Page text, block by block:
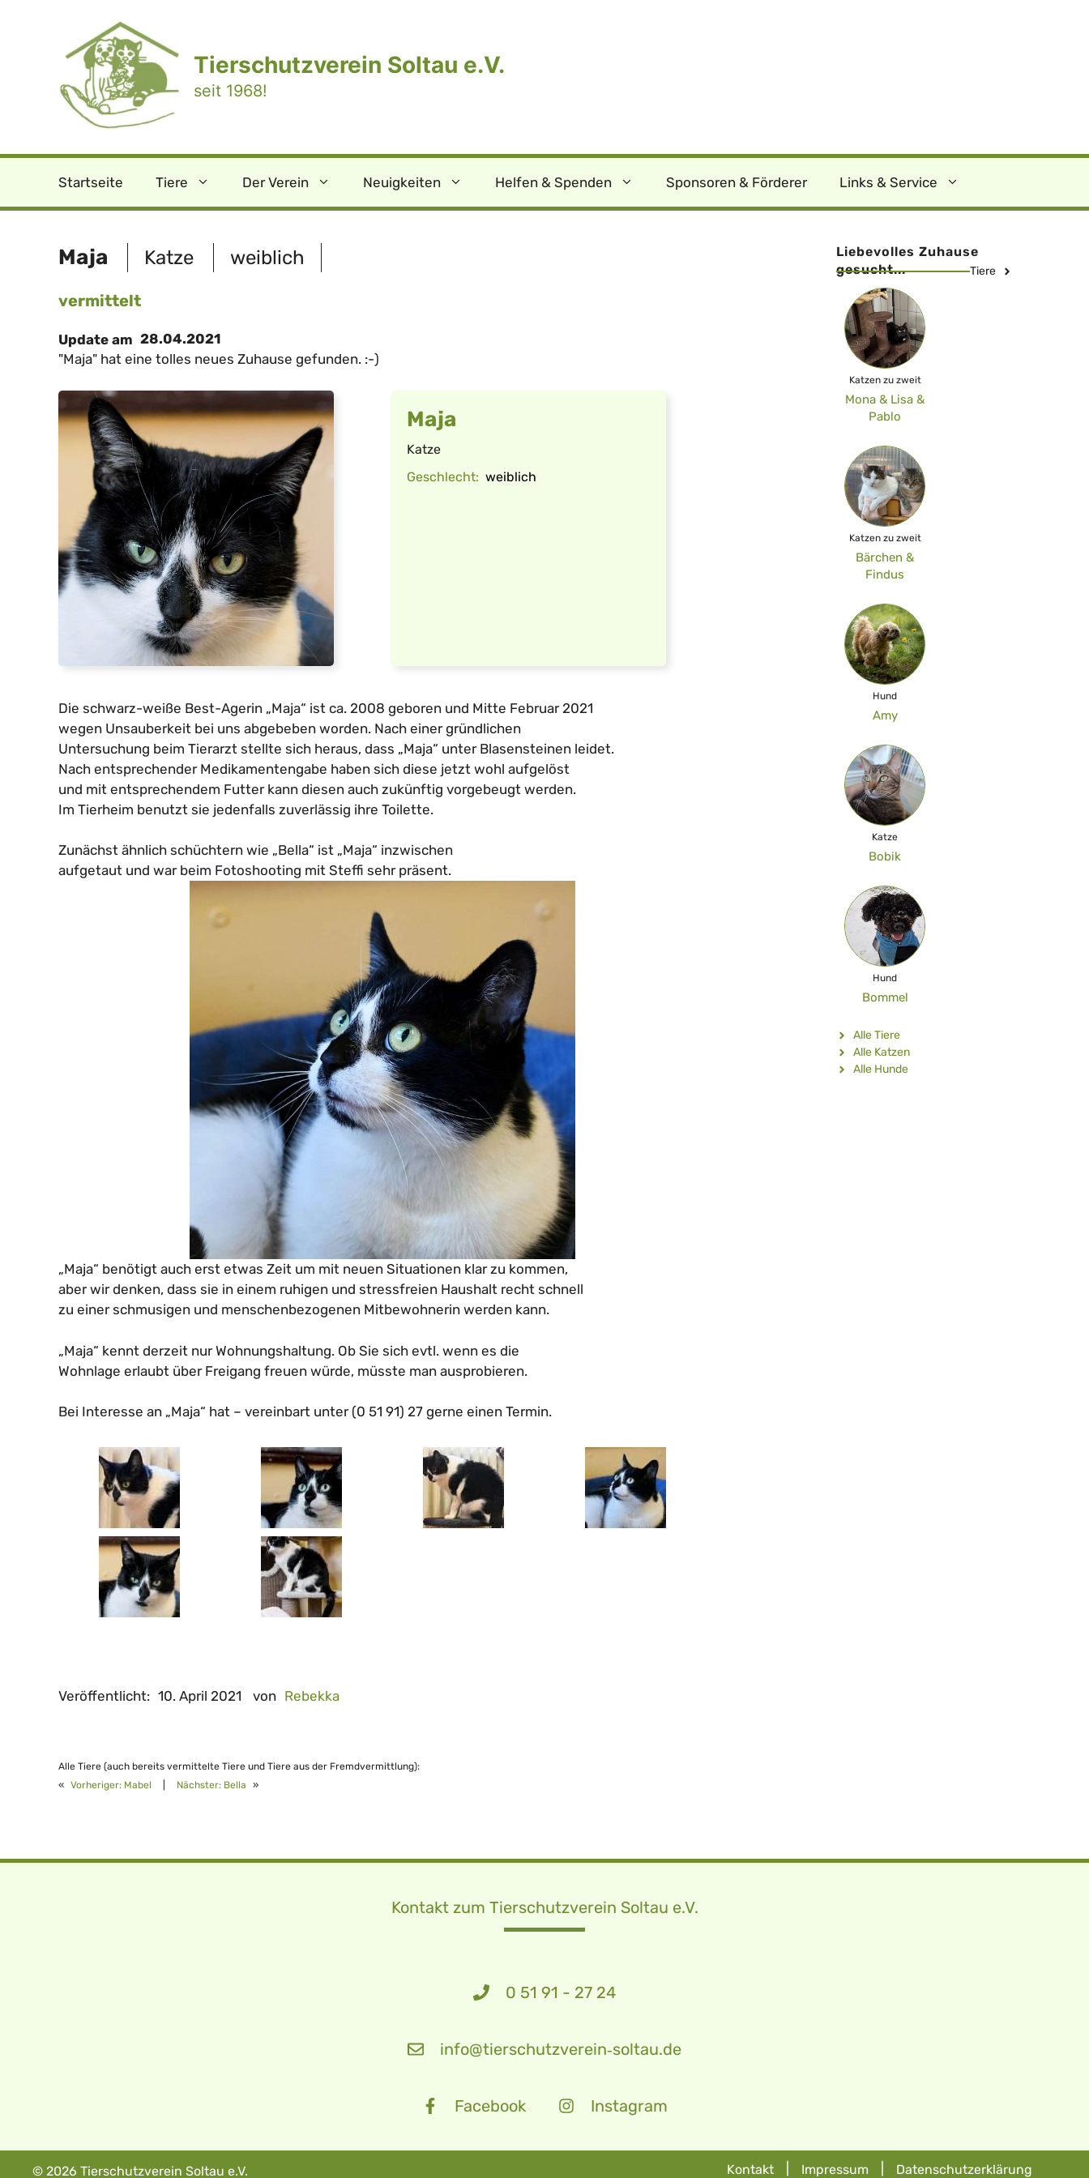
Tierschutzverein Soltau e.V.
seit 1968!
Startseite Tiere Der Verein Neuigkeiten Helfen & Spenden Sponsoren & Förderer Links & Service
Maja Katze weiblich
vermittelt
Update am 28.04.2021
"Maja" hat eine tolles neues Zuhause gefunden. :-)
Maja
Katze
Geschlecht: weiblich
Die schwarz-weiße Best-Agerin „Maja“ ist ca. 2008 geboren und Mitte Februar 2021
wegen Unsauberkeit bei uns abgebeben worden. Nach einer gründlichen
Untersuchung beim Tierarzt stellte sich heraus, dass „Maja“ unter Blasensteinen leidet.
Nach entsprechender Medikamentengabe haben sich diese jetzt wohl aufgelöst
und mit entsprechendem Futter kann diesen auch zukünftig vorgebeugt werden.
Im Tierheim benutzt sie jedenfalls zuverlässig ihre Toilette.
Zunächst ähnlich schüchtern wie „Bella“ ist „Maja“ inzwischen
aufgetaut und war beim Fotoshooting mit Steffi sehr präsent.
„Maja“ benötigt auch erst etwas Zeit um mit neuen Situationen klar zu kommen,
aber wir denken, dass sie in einem ruhigen und stressfreien Haushalt recht schnell
zu einer schmusigen und menschenbezogenen Mitbewohnerin werden kann.
„Maja“ kennt derzeit nur Wohnungshaltung. Ob Sie sich evtl. wenn es die
Wohnlage erlaubt über Freigang freuen würde, müsste man ausprobieren.
Bei Interesse an „Maja“ hat – vereinbart unter (0 51 91) 27 gerne einen Termin.
Veröffentlicht: 10. April 2021 von Rebekka
Alle Tiere (auch bereits vermittelte Tiere und Tiere aus der Fremdvermittlung):
« Vorheriger: Mabel Nächster: Bella »
Liebevolles Zuhause
gesucht...
Tiere
Katzen zu zweit
Mona & Lisa &
Pablo
Katzen zu zweit
Bärchen &
Findus
Hund
Amy
Katze
Bobik
Hund
Bommel
Alle Tiere
Alle Katzen
Alle Hunde
Kontakt zum Tierschutzverein Soltau e.V.
0 51 91 - 27 24
info@tierschutzverein‑soltau.de
Facebook Instagram
© 2026 Tierschutzverein Soltau e.V. Kontakt Impressum Datenschutzerklärung